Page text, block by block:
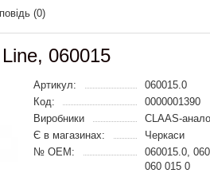
(0)
060015
Артикул:
060015.0
Код:
0000001390
Виробники
CLAAS-
Є в магазинах:
Черкаси
№ OEM:
060015.0,
060 015 0